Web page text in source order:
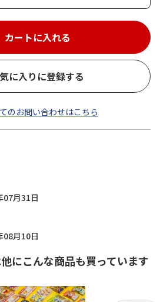
カートに入れる
に入りに登録する
のお問い合わせはこちら
07月31日
08月10日
にこんな商品も買っています